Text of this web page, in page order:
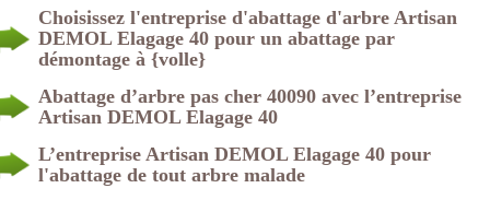
Choisissez l'entreprise d'abattage d'arbre Artisan
DEMOL Elagage 40 pour un abattage par
démontage à {volle}
Abattage d’arbre pas cher 40090 avec l’entreprise
Artisan DEMOL Elagage 40
L’entreprise Artisan DEMOL Elagage 40 pour
l'abattage de tout arbre malade